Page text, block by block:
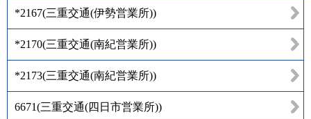
*2167(三重交通(伊勢営業所))
*2170(三重交通(南紀営業所))
*2173(三重交通(南紀営業所))
6671(三重交通(四日市営業所))